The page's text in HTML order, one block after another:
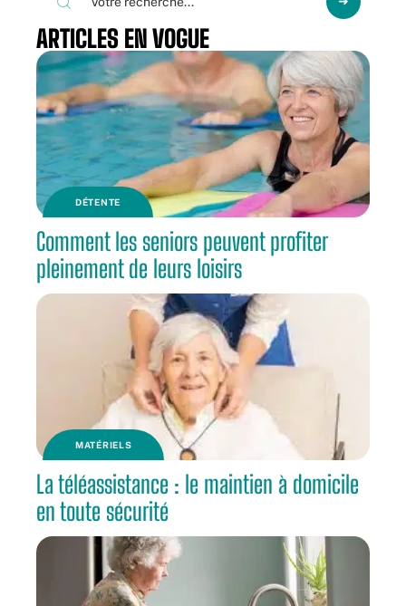
ARTICLES EN VOGUE
DÉTENTE
Comment les seniors peuvent profiter
pleinement de leurs loisirs
MATÉRIELS
La téléassistance : le maintien à domicile
en toute sécurité